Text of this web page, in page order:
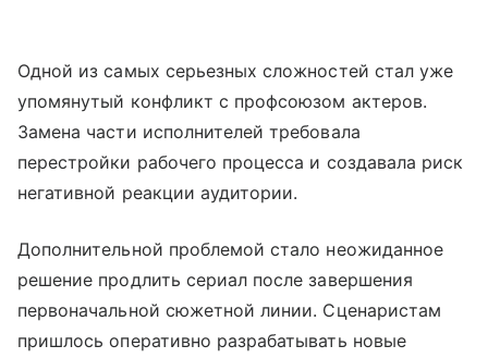
Одной из самых серьезных сложностей стал уже
упомянутый конфликт с профсоюзом актеров.
Замена части исполнителей требовала
перестройки рабочего процесса и создавала риск
негативной реакции аудитории.
Дополнительной проблемой стало неожиданное
решение продлить сериал после завершения
первоначальной сюжетной линии. Сценаристам
пришлось оперативно разрабатывать новые